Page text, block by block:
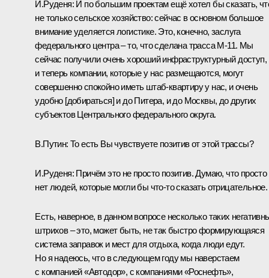
И.Руденя: И по большим проектам ещё хотел бы сказать,
не только сельское хозяйство: сейчас в основном большое
внимание уделяется логистике. Это, конечно, заслуга
федерального центра – то, что сделана трасса М-11. Мы
сейчас получили очень хороший инфраструктурный доступ,
и теперь компании, которые у нас размещаются, могут
совершенно спокойно иметь штаб-квартиру у нас, и очень
удобно [добираться] и до Питера, и до Москвы, до других
субъектов Центрального федерального округа.
В.Путин: То есть Вы чувствуете позитив от этой трассы?
И.Руденя: Причём это не просто позитив. Думаю, что просто
нет людей, которые могли бы что-то сказать отрицательное.
Есть, наверное, в данном вопросе несколько таких
штрихов – это, может быть, не так быстро формирующаяся
система заправок и мест для отдыха, когда люди едут.
Но я надеюсь, что в следующем году мы наверстаем
с компанией «Автодор», с компаниями «Роснефть»,